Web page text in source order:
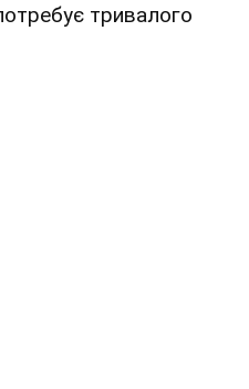
тривалого